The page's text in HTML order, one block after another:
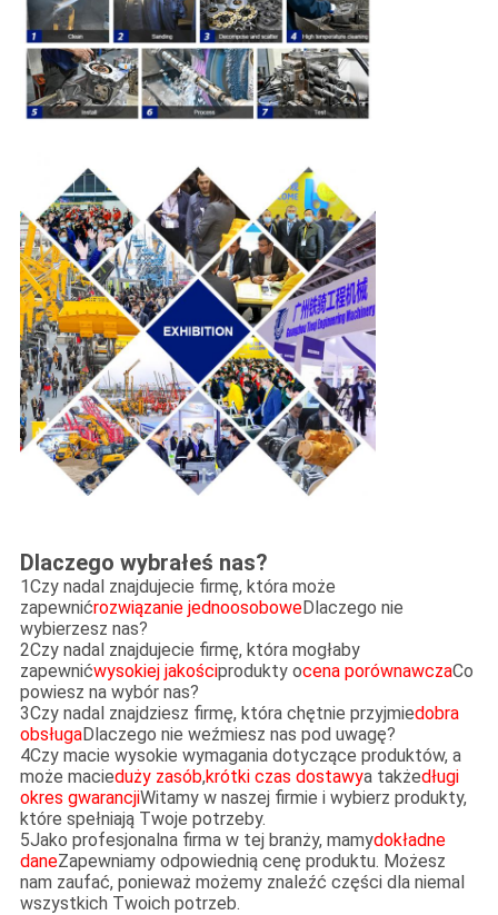
Dlaczego wybrałeś nas?
1Czy nadal znajdujecie firmę, która może
zapewnićrozwiązanie jednoosoboweDlaczego nie
wybierzesz nas?
2Czy nadal znajdujecie firmę, która mogłaby
zapewnićwysokiej jakościprodukty ocena porównawczaCo
powiesz na wybór nas?
3Czy nadal znajdziesz firmę, która chętnie przyjmiedobra
obsługaDlaczego nie weźmiesz nas pod uwagę?
4Czy macie wysokie wymagania dotyczące produktów, a
może macieduży zasób,krótki czas dostawya takżedługi
okres gwarancjiWitamy w naszej firmie i wybierz produkty,
które spełniają Twoje potrzeby.
5Jako profesjonalna firma w tej branży, mamydokładne
daneZapewniamy odpowiednią cenę produktu. Możesz
nam zaufać, ponieważ możemy znaleźć części dla niemal
wszystkich Twoich potrzeb.